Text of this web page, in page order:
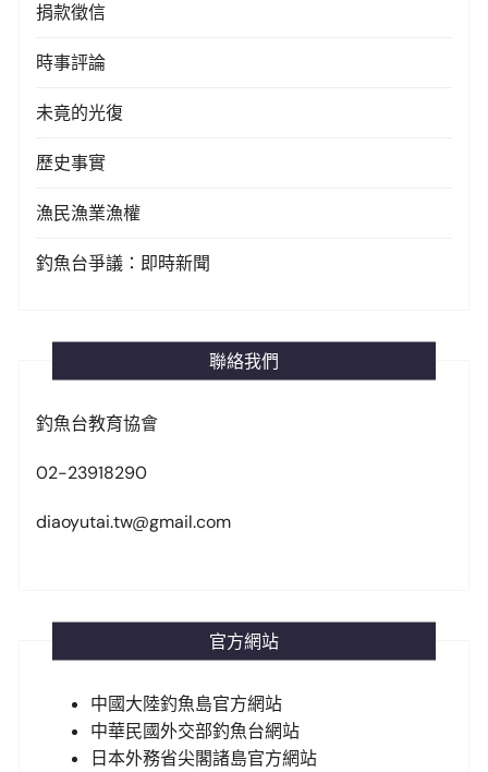
捐款徵信
時事評論
未竟的光復
歷史事實
漁民漁業漁權
釣魚台爭議：即時新聞
聯絡我們
釣魚台教育協會
02-23918290
diaoyutai.tw@gmail.com
官方網站
中國大陸釣魚島官方網站
中華民國外交部釣魚台網站
日本外務省尖閣諸島官方網站